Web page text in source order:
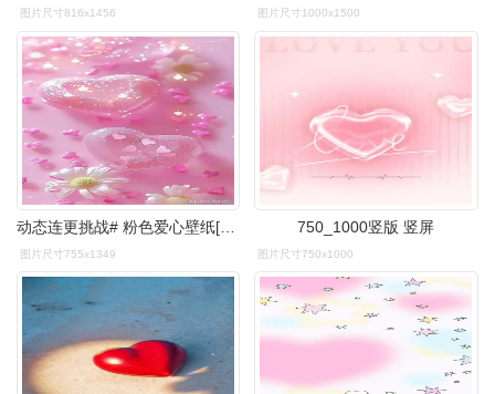
图片尺寸816x1456 图片尺寸1000x1500
图片尺寸755x1349
750_1000竖版 竖屏
图片尺寸750x1000